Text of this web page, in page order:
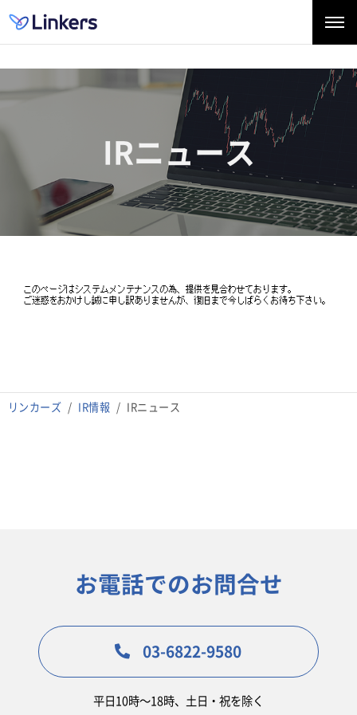
リンカーズ IR情報 IRニュース
IRニュース
お電話でのお問合せ
03-6822-9580
平日10時〜18時、土日・祝を除く